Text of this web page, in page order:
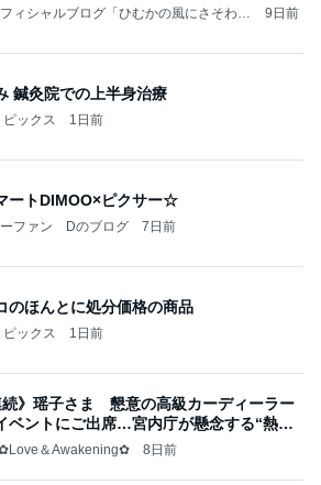
ィシャルブログ「ひむかの風にさそわれ
9日前
鍼灸院での上半身治療
ックス 1日前
ートDIMOO×ピクサー☆
ファン Dのブログ 7日前
のほんとに処分価格の商品
ックス 1日前
続》瑶子さま 懇意の高級カーディーラー
ベントにご出席…宮内庁が懸念する“熱心
＆Awakening✿ 8日前